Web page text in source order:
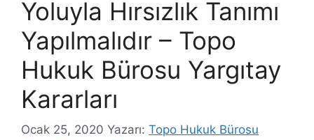
Yoluyla Hırsızlık Tanımı
Yapılmalıdır – Topo
Hukuk Bürosu Yargıtay
Kararları
Ocak 25, 2020 Yazarı: Topo Hukuk Bürosu